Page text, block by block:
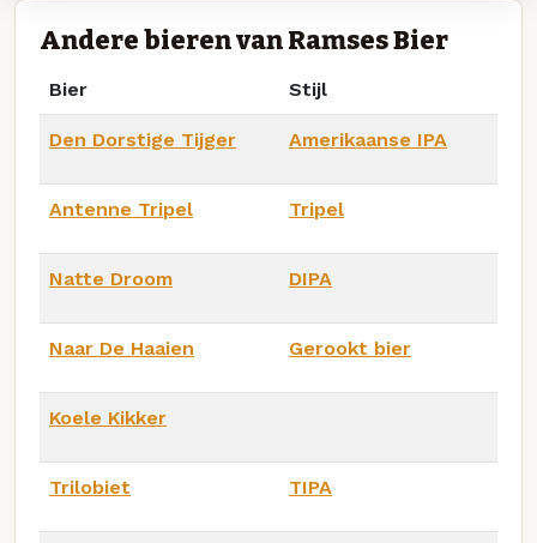
Andere bieren van Ramses Bier
Bier Stijl
Den Dorstige Tijger Amerikaanse IPA
Antenne Tripel Tripel
Natte Droom DIPA
Naar De Haaien Gerookt bier
Koele Kikker
Trilobiet TIPA